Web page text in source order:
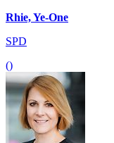
Rhie, Ye-One
SPD
()